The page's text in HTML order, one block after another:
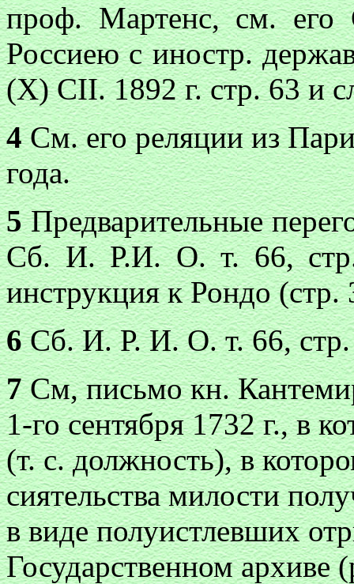
проф. Мартенс, см. его
Россиею с иностр.
(X) CII. 1892 г. стр. 63 и
4См. его реляции из
года.
5Предварительные
Сб. И. Р.И. О. т. 66, стр.
инструкция к Рондо
6Сб. И. Р. И. О. т. 66,
7См, письмо кн.
1-го сентября 1732 г., в
(т. с. должность), в
сиятельства милости
в виде полуистлевших
Государственном